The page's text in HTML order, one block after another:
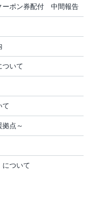
ーポン券配付 中間報告
ついて
て
点～
について